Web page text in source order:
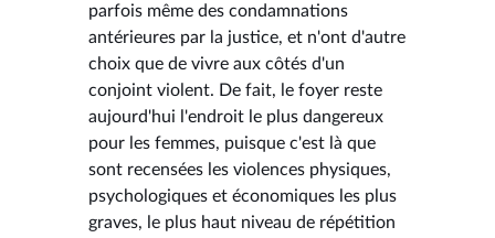
parfois même des condamnations
antérieures par la justice, et n'ont d'autre
choix que de vivre aux côtés d'un
conjoint violent. De fait, le foyer reste
aujourd'hui l'endroit le plus dangereux
pour les femmes, puisque c'est là que
sont recensées les violences physiques,
psychologiques et économiques les plus
graves, le plus haut niveau de répétition